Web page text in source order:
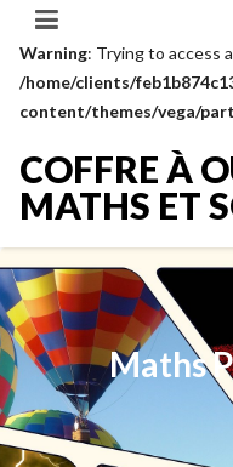
Warning: Trying to access
/home/clients/
content/themes/vega/
COFFRE À
MATHS ET
Maths